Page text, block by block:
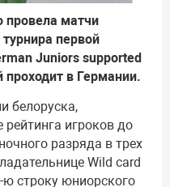
провела матчи
первой
Juniors supported
в Германии.
белоруска,
игроков до
разряда в трех
Wild card
строку юниорского